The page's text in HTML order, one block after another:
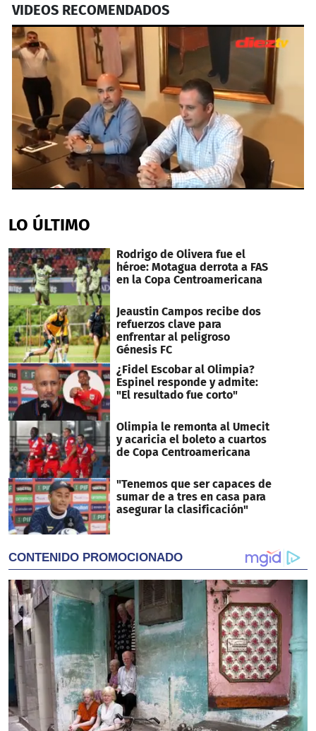
VIDEOS RECOMENDADOS
of
1
54
seconds
LO ÚLTIMO
Rodrigo de Olivera fue el
héroe: Motagua derrota a FAS
en la Copa Centroamericana
Jeaustin Campos recibe dos
refuerzos clave para
enfrentar al peligroso
Génesis FC
¿Fidel Escobar al Olimpia?
Espinel responde y admite:
"El resultado fue corto"
Olimpia le remonta al Umecit
y acaricia el boleto a cuartos
de Copa Centroamericana
"Tenemos que ser capaces de
sumar de a tres en casa para
asegurar la clasificación"